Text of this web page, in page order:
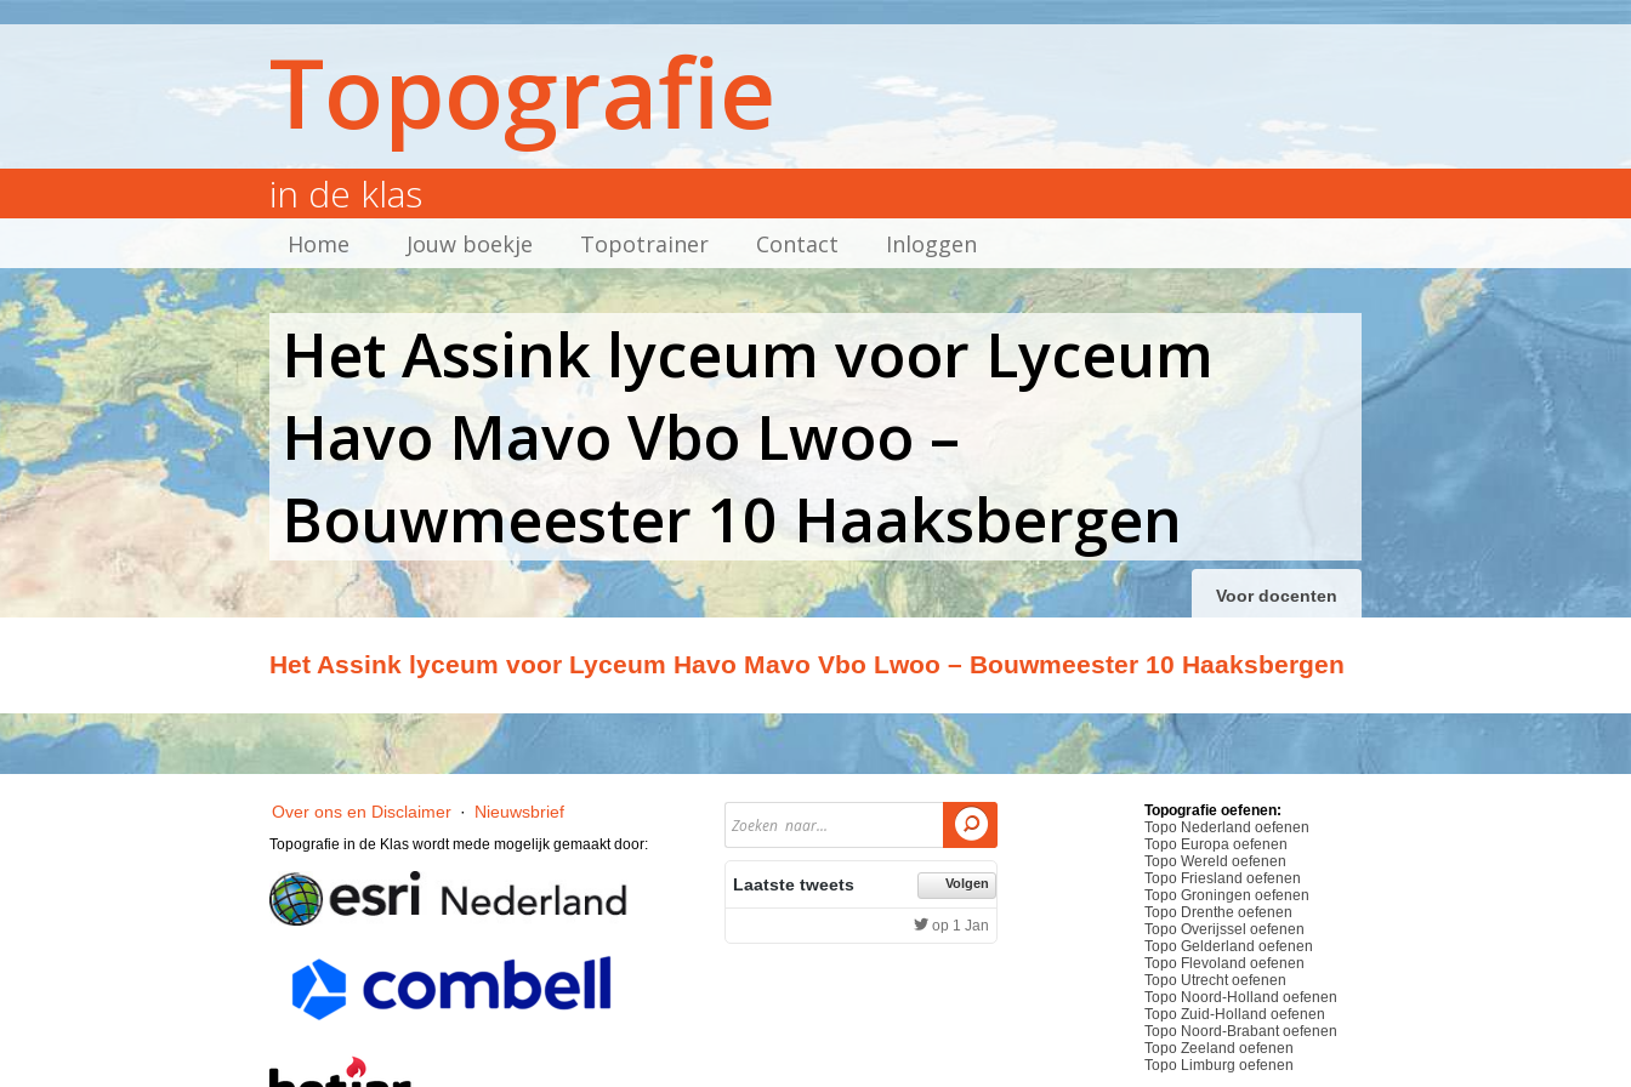
Topografie
in de klas
Home Jouw boekje Topotrainer Contact Inloggen
Het Assink lyceum voor Lyceum
Havo Mavo Vbo Lwoo –
Bouwmeester 10 Haaksbergen
Voor docenten
Het Assink lyceum voor Lyceum Havo Mavo Vbo Lwoo – Bouwmeester 10 Haaksbergen
Over ons en Disclaimer · Nieuwsbrief
Topografie in de Klas wordt mede mogelijk gemaakt door:

Laatste tweets Volgen
op 1 Jan
Topografie oefenen:
Topo Nederland oefenen
Topo Europa oefenen
Topo Wereld oefenen
Topo Friesland oefenen
Topo Groningen oefenen
Topo Drenthe oefenen
Topo Overijssel oefenen
Topo Gelderland oefenen
Topo Flevoland oefenen
Topo Utrecht oefenen
Topo Noord-Holland oefenen
Topo Zuid-Holland oefenen
Topo Noord-Brabant oefenen
Topo Zeeland oefenen
Topo Limburg oefenen